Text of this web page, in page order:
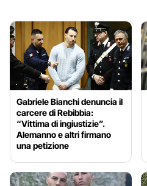
Gabriele Bianchi denuncia il
carcere di Rebibbia:
“Vittima di ingiustizie”.
Alemanno e altri firmano
una petizione